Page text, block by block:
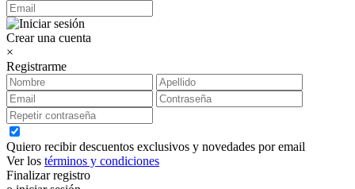
Crear una cuenta
×
Registrarme
Quiero recibir descuentos exclusivos y novedades por email
Ver los términos y condiciones
Finalizar registro